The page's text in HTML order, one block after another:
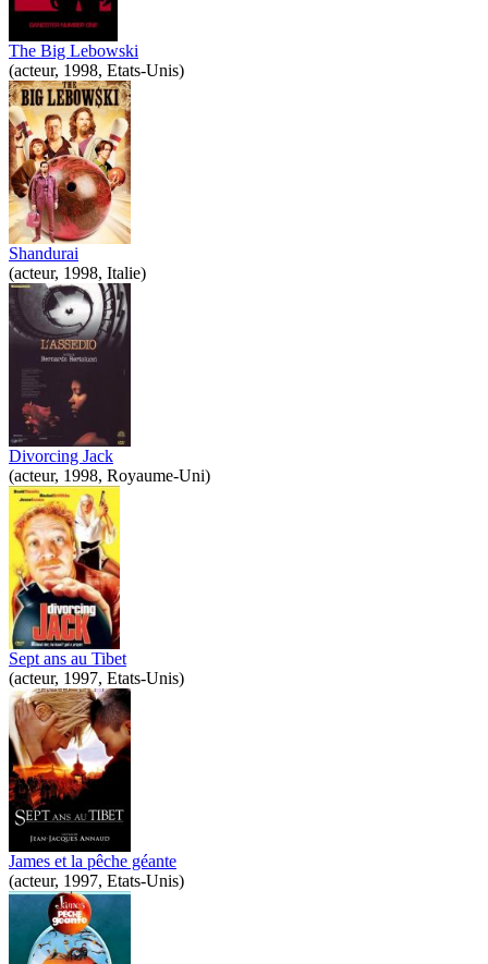
The Big Lebowski
(acteur, 1998, Etats-Unis)
Shandurai
(acteur, 1998, Italie)
Divorcing Jack
(acteur, 1998, Royaume-Uni)
Sept ans au Tibet
(acteur, 1997, Etats-Unis)
James et la pêche géante
(acteur, 1997, Etats-Unis)